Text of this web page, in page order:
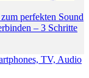
perfekten Sound
– 3 Schritte